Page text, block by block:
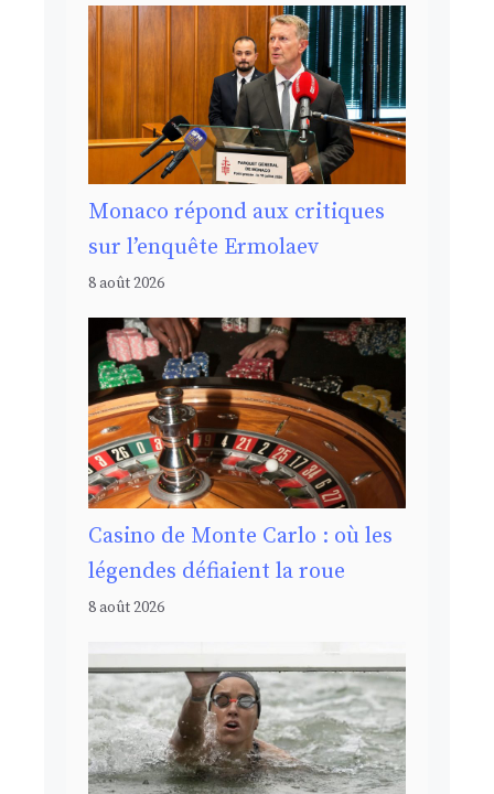
Monaco répond aux critiques
sur l’enquête Ermolaev
8 août 2026
Casino de Monte Carlo : où les
légendes défiaient la roue
8 août 2026